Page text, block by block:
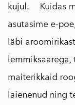
kujul. ⠀ Kuidas
asutasime e-
läbi
maiterikkaid
laienenud ning